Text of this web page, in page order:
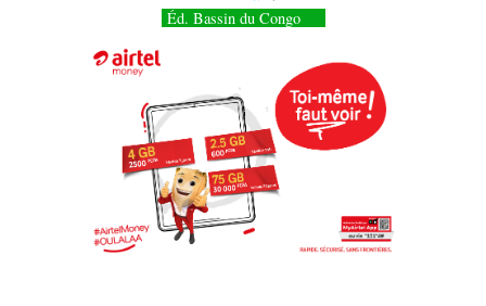
Éd. Bassin du Congo